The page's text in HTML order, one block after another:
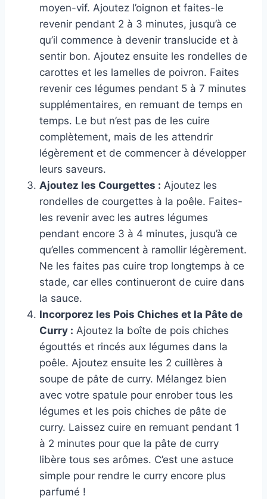
moyen-vif. Ajoutez l’oignon et faites-le
revenir pendant 2 à 3 minutes, jusqu’à ce
qu’il commence à devenir translucide et à
sentir bon. Ajoutez ensuite les rondelles de
carottes et les lamelles de poivron. Faites
revenir ces légumes pendant 5 à 7 minutes
supplémentaires, en remuant de temps en
temps. Le but n’est pas de les cuire
complètement, mais de les attendrir
légèrement et de commencer à développer
leurs saveurs.
Ajoutez les Courgettes : Ajoutez les
rondelles de courgettes à la poêle. Faites-
les revenir avec les autres légumes
pendant encore 3 à 4 minutes, jusqu’à ce
qu’elles commencent à ramollir légèrement.
Ne les faites pas cuire trop longtemps à ce
stade, car elles continueront de cuire dans
la sauce.
Incorporez les Pois Chiches et la Pâte de
Curry : Ajoutez la boîte de pois chiches
égouttés et rincés aux légumes dans la
poêle. Ajoutez ensuite les 2 cuillères à
soupe de pâte de curry. Mélangez bien
avec votre spatule pour enrober tous les
légumes et les pois chiches de pâte de
curry. Laissez cuire en remuant pendant 1
à 2 minutes pour que la pâte de curry
libère tous ses arômes. C’est une astuce
simple pour rendre le curry encore plus
parfumé !